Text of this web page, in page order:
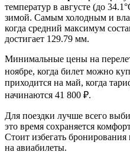
температур в августе (до
зимой. Самым холодным и
когда средний максимум
достигает 129.79 мм.
Минимальные цены на
ноябре, когда билет можно
приходится на май, когда
начинаются 41 800 ₽.
Для поездки лучше всего
это время сохраняется
Стоит избегать бронирования
на авиабилеты.